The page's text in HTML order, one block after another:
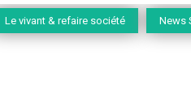
Le vivant & refaire société News